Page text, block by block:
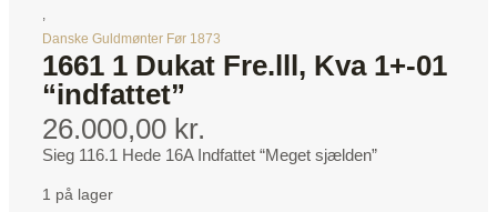
,
Danske Guldmønter Før 1873
1661 1 Dukat Fre.lll, Kva 1+-01
“indfattet”
26.000,00 kr.
Sieg 116.1 Hede 16A Indfattet “Meget sjælden”
1 på lager